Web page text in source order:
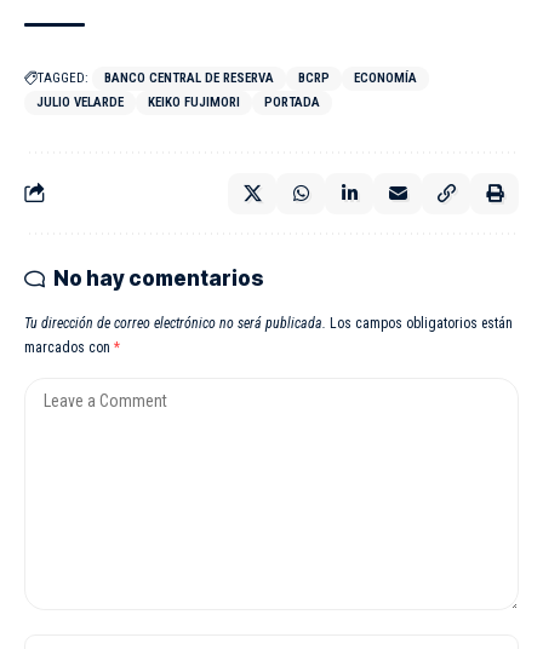
TAGGED: BANCO CENTRAL DE RESERVA BCRP
ECONOMÍA
JULIO VELARDE
KEIKO FUJIMORI PORTADA
No hay comentarios
Tu dirección de correo electrónico no será publicada. Los campos obligatorios están
marcados con *